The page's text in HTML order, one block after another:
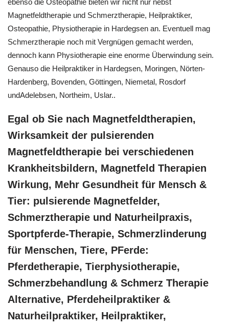
ebenso die Osteopathie bieten wir nicht nur nebst
Magnetfeldtherapie und Schmerztherapie, Heilpraktiker,
Osteopathie, Physiotherapie in Hardegsen an. Eventuell mag
Schmerztherapie noch mit Vergnügen gemacht werden,
dennoch kann Physiotherapie eine enorme Überwindung sein.
Genauso die Heilpraktiker in Hardegsen, Moringen, Nörten-
Hardenberg, Bovenden, Göttingen, Niemetal, Rosdorf
undAdelebsen, Northeim, Uslar..
Egal ob Sie nach Magnetfeldtherapien,
Wirksamkeit der pulsierenden
Magnetfeldtherapie bei verschiedenen
Krankheitsbildern, Magnetfeld Therapien
Wirkung, Mehr Gesundheit für Mensch &
Tier: pulsierende Magnetfelder,
Schmerztherapie und Naturheilpraxis,
Sportpferde-Therapie, Schmerzlinderung
für Menschen, Tiere, PFerde:
Pferdetherapie, Tierphysiotherapie,
Schmerzbehandlung & Schmerz Therapie
Alternative, Pferdeheilpraktiker &
Naturheilpraktiker, Heilpraktiker,